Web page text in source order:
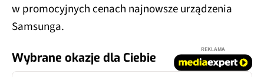
w promocyjnych cenach najnowsze urządzenia
Samsunga.
Wybrane okazje dla Ciebie
REKLAMA